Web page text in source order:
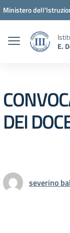
Vai ai contenuti
Vai al menu di
Vai al footer
Ministero
E.
DEI
severino